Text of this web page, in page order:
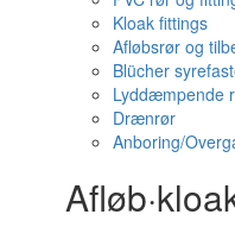
Kloak fittings
Afløbsrør og
Blücher
Lyddæmpende
Drænrør
Anboring/